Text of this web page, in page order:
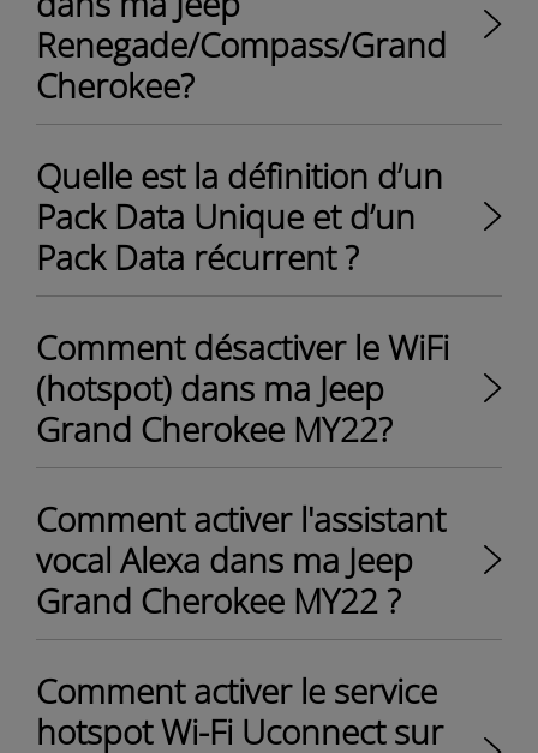
Renegade/Compass/Grand
Cherokee?
Quelle est la définition d’un
Pack Data Unique et d’un
Pack Data récurrent ?
Comment désactiver le WiFi
(hotspot) dans ma Jeep
Grand Cherokee MY22?
Comment activer l'assistant
vocal Alexa dans ma Jeep
Grand Cherokee MY22 ?
Comment activer le service
hotspot Wi-Fi Uconnect sur